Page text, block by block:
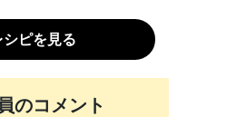
シピを見る
のコメント